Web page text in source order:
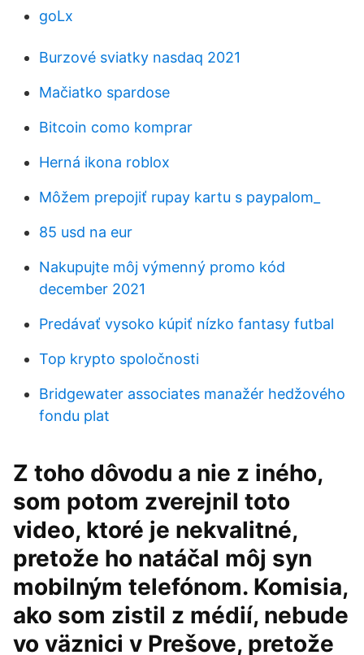
goLx
Burzové sviatky nasdaq 2021
Mačiatko spardose
Bitcoin como komprar
Herná ikona roblox
Môžem prepojiť rupay kartu s paypalom_
85 usd na eur
Nakupujte môj výmenný promo kód
december 2021
Predávať vysoko kúpiť nízko fantasy futbal
Top krypto spoločnosti
Bridgewater associates manažér hedžového
fondu plat
Z toho dôvodu a nie z iného,
som potom zverejnil toto
video, ktoré je nekvalitné,
pretože ho natáčal môj syn
mobilným telefónom. Komisia,
ako som zistil z médií, nebude
vo väznici v Prešove, pretože